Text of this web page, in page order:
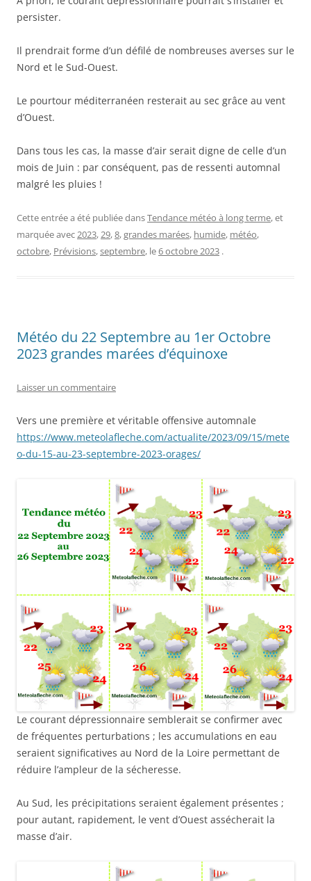
persister.
Il prendrait forme d’un défilé de nombreuses averses sur le
Nord et le Sud-Ouest.
Le pourtour méditerranéen resterait au sec grâce au vent
d’Ouest.
Dans tous les cas, la masse d’air serait digne de celle d’un
mois de Juin : par conséquent, pas de ressenti automnal
malgré les pluies !
Cette entrée a été publiée dansTendance météo à long terme, et
marquée avec2023,29,8,grandes marées, humide, météo,
octobre, Prévisions,septembre, le6 octobre 2023 .
Météo du 22 Septembre au 1er Octobre
2023 grandes marées d’équinoxe
Laisser un commentaire
Vers une première et véritable offensive automnale
https://www.meteolafleche.com/actualite/2023/09/15/mete
o-du-15-au-23-septembre-2023-orages/
Le courant dépressionnaire semblerait se confirmer avec
de fréquentes perturbations ; les accumulations en eau
seraient significatives au Nord de la Loire permettant de
réduire l’ampleur de la sécheresse.
Au Sud, les précipitations seraient également présentes ;
pour autant, rapidement, le vent d’Ouest assécherait la
masse d’air.